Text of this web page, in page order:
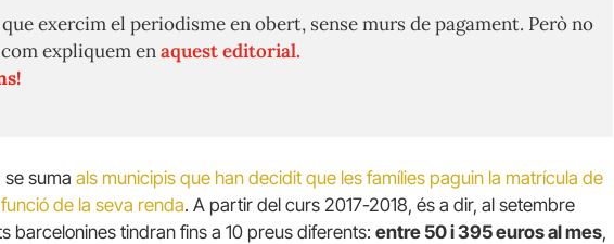
exercim el periodisme en obert, sense murs de pagament. Però no
expliquem enaquest editorial.
suma als municipis que han decidit que les famílies paguin la matrícula de
de la seva renda. A partir del curs 2017-2018, és a dir, al setembre
barcelonines tindran fins a 10 preus diferents: entre 50 i 395 euros al mes,